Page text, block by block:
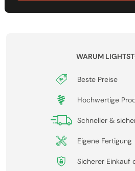
WARUM
Beste Preise
Hochwertige
Schneller &
Eigene Fertigung
Sicherer Einkauf